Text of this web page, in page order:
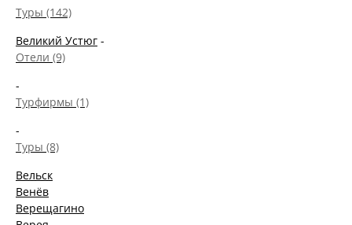
Туры (142)
Великий Устюг -
Отели (9)
-
Турфирмы (1)
-
Туры (8)
Вельск
Венёв
Верещагино